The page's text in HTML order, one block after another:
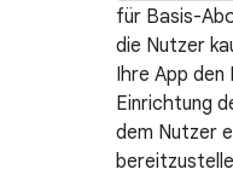
für Basis-
die Nutzer
Ihre App den
Einrichtung
dem Nutzer